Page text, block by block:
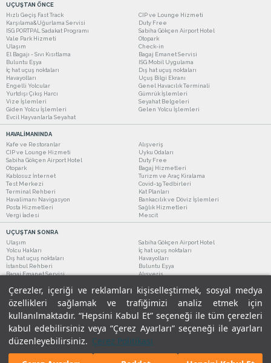
Çerezler, içeriği ve reklamları kişiselleştirmek, sosyal medya
özellikleri sağlamak ve trafiğimizi analiz etmek için
kullanılmaktadır. “Hepsini Kabul Et” seçeneği ile tüm çerezleri
kabul edebilirsiniz veya “Çerez Ayarları” seçeneği ile ayarları
düzenleyebilirsiniz. Çerez Politikası
UÇUŞTAN ÖNCE
Hızlı Geçiş Fast Track
CIP ve Lounge Hizmeti
Karşılama&Uğurlama Servisi
Duty Free
ISG PORTPAL Sadakat Programı
Sabiha Gökçen Airport Hotel
Vale Park Hizmeti
Otopark
Ulaşım
Check-in
El Bagajı - Sıvı Kısıtlama
Bagaj Emanet Servisi
Buluntu Eşya
ISG Mobil Uygulama
İç hat uçuş noktaları
Dış hat uçuş noktaları
Havayolları
Uçuş Bilgi Ekranı
Engelli Yolcular
Genel Havacılık Terminali
Yurtdışı Çıkış Harcı
Gümrük İşlemleri
Vize İşlemleri
Seyahat Belgeleri
Giden Yolcu İşlemleri
Gelen Yolcu İşlemleri
Evcil Hayvanlarla Seyahat
HAVALİMANINDA
Kafe ve Restoranlar
Alışveriş
CIP ve Lounge Hizmeti
Uyku Odaları
Sabiha Gökçen Airport Hotel
Duty Free
Otopark
Bagaj Hizmetleri
Kablosuz İnternet
Turizm ve Araç Kiralama
Test Merkezi
Covid-19 Tedbirleri
Terminal Rehberi
Kat Planları
Havalimanı Navigasyon
Bankacılık ve Döviz İşlemleri
Posta Hizmetleri
Sağlık Hizmetleri
Vergi İadesi
Mescit
UÇUŞTAN SONRA
Ulaşım
Sabiha Gökçen Airport Hotel
Yolcu Hakları
İç hat uçuş noktaları
Dış hat uçuş noktaları
Havayolları
İstanbul Rehberi
Buluntu Eşya
Bagaj Emanet Servisi
Alışveriş